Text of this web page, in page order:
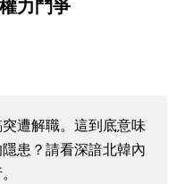
Русский
力鬥爭
遭解職。這到底意味
患？請看深諳北韓內